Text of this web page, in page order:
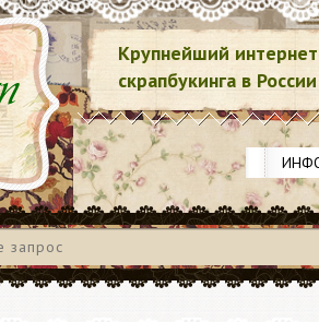
Крупнейший
скрапбукинга в России